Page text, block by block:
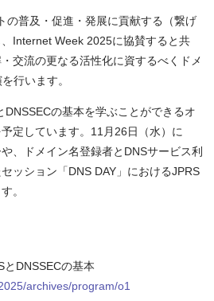
の普及・促進・発展に貢献する（繋げ
Internet Week 2025に協賛すると共
交流の更なる活性化に資するべくドメ
行います。
の基本を学ぶことができるオ
定しています。11月26日（水）に
、ドメイン名登録者とDNSサービス利
ッション「DNS DAY」におけるJPRS
。
DNSSECの基本
archives/program/o1